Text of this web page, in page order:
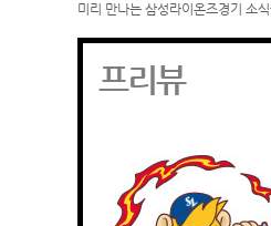
미리 만나는 삼성라이온즈경기 소
프리뷰